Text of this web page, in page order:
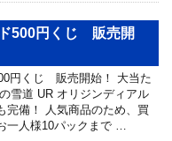
500円くじ 販売開
円くじ 販売開始！ 大当た
雪道 UR オリジンディアル
完備！ 人気商品のため、買
一人様10パックまで …